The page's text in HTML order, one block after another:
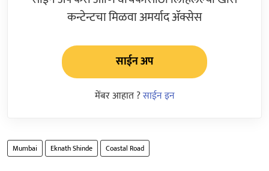
कन्टेन्टचा मिळवा अमर्याद ॲक्सेस
साईन अप
मेंबर आहात ?साईन इन
Mumbai Eknath Shinde Coastal Road